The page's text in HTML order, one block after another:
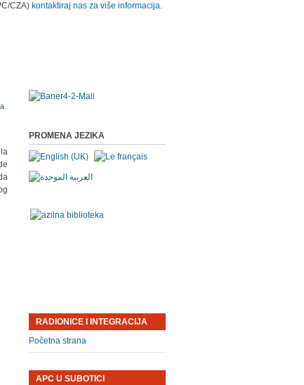
CZA) kontaktiraj nas za više informacija.
PROMENA JEZIKA
RADIONICE I INTEGRACIJA
Početna strana
APC U SUBOTICI